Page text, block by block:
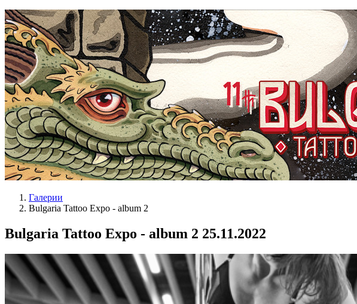
Галерии
Bulgaria Tattoo Expo - album 2
Bulgaria Tattoo Expo - album 2 25.11.2022